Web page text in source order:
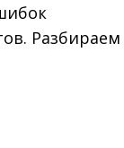
Разбираем